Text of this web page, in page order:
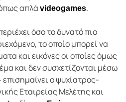
απλά videogames.
όσο το δυνατό πιο
το οποίο μπορεί να
και εικόνες οι οποίες όμως
και δεν συσχετίζονται μέσω
ο ψυχίατρος-
Εταιρείας Μελέτης και